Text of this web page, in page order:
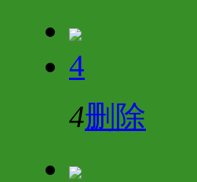
4
4删除